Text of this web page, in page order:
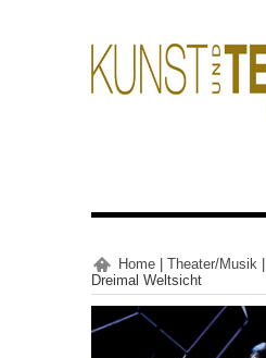
Home Theater/Musik
Dreimal Weltsicht